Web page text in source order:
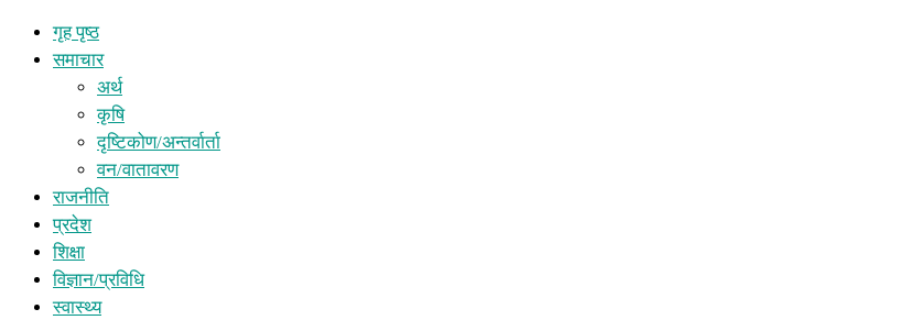
गृह पृष्ठ
समाचार
अर्थ
कृषि
दृष्टिकोण/अन्तर्वार्ता
वन/वातावरण
राजनीति
प्रदेश
शिक्षा
विज्ञान/प्रविधि
स्वास्थ्य